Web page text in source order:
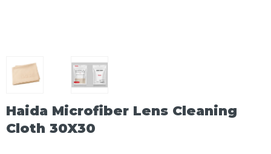
Haida Microfiber Lens Cleaning
Cloth 30X30